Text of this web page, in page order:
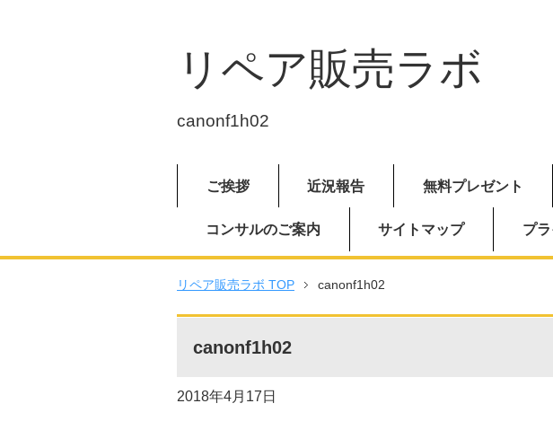
リペア販売ラボ
canonf1h02
ご挨拶 近況報告 無料プレゼント
コンサルのご案内 サイトマップ プ
リペア販売ラボ TOP canonf1h02
canonf1h02
2018年4月17日